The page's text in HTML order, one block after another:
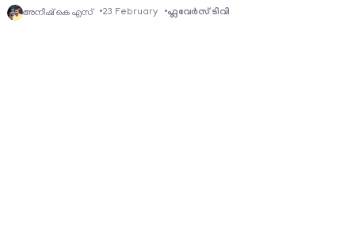
അനീഷ്‌ കെ എസ് 23 February ഫ്ലവേര്‍സ് ടിവി